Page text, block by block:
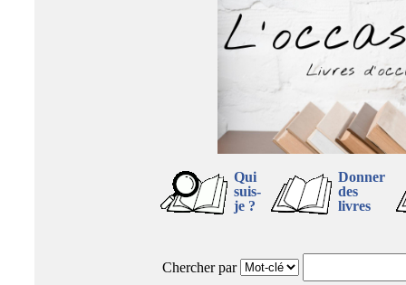
Qui
suis-
je ?
Donner
des
livres
Chercher par